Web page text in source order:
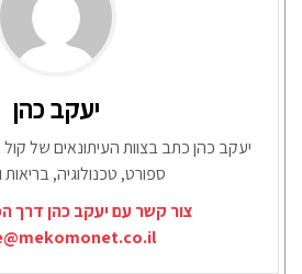
יעקב כהן
יעקב כהן כתב בצוות העיתונאים של
ספורט, טכנולוגיה,
צור קשר עם יעקב כהן דרך